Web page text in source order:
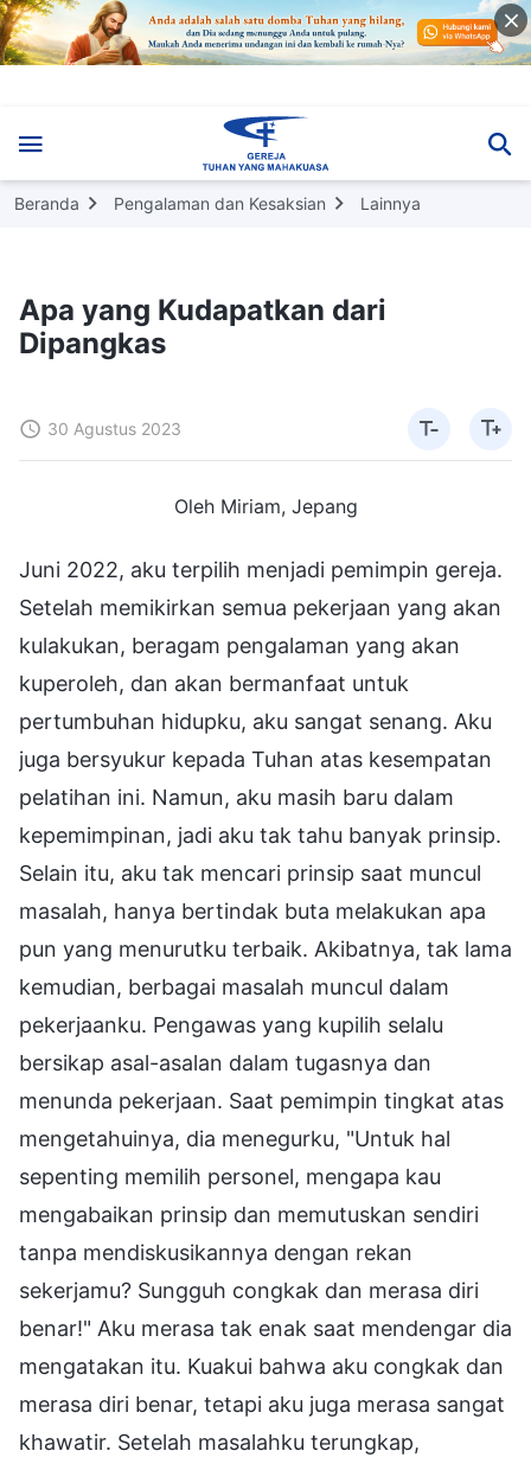
Beranda Pengalaman dan Kesaksian Lainnya
Apa yang Kudapatkan dari
Dipangkas
30 Agustus 2023
Oleh Miriam, Jepang
Juni 2022, aku terpilih menjadi pemimpin gereja.
Setelah memikirkan semua pekerjaan yang akan
kulakukan, beragam pengalaman yang akan
kuperoleh, dan akan bermanfaat untuk
pertumbuhan hidupku, aku sangat senang. Aku
juga bersyukur kepada Tuhan atas kesempatan
pelatihan ini. Namun, aku masih baru dalam
kepemimpinan, jadi aku tak tahu banyak prinsip.
Selain itu, aku tak mencari prinsip saat muncul
masalah, hanya bertindak buta melakukan apa
pun yang menurutku terbaik. Akibatnya, tak lama
kemudian, berbagai masalah muncul dalam
pekerjaanku. Pengawas yang kupilih selalu
bersikap asal-asalan dalam tugasnya dan
menunda pekerjaan. Saat pemimpin tingkat atas
mengetahuinya, dia menegurku, "Untuk hal
sepenting memilih personel, mengapa kau
mengabaikan prinsip dan memutuskan sendiri
tanpa mendiskusikannya dengan rekan
sekerjamu? Sungguh congkak dan merasa diri
benar!" Aku merasa tak enak saat mendengar dia
mengatakan itu. Kuakui bahwa aku congkak dan
merasa diri benar, tetapi aku juga merasa sangat
khawatir. Setelah masalahku terungkap,